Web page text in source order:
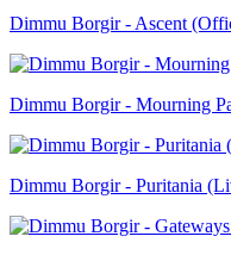
Dimmu Borgir - Ascent
Dimmu Borgir - Mourning
Dimmu Borgir - Puritania